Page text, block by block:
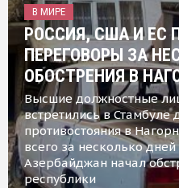
В МИРЕ
РОССИЯ, США И ЕС
ПЕРЕГОВОРЫ ЗА
ОБОСТРЕНИЯ В
Высшие должностные
встретились в Стамбуле
противостояния в
всего за несколько
Азербайджан начал
республики